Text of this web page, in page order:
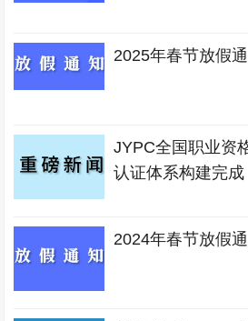
2025年春节放假
JYPC全国职业资
认证体系构建完成
2024年春节放假